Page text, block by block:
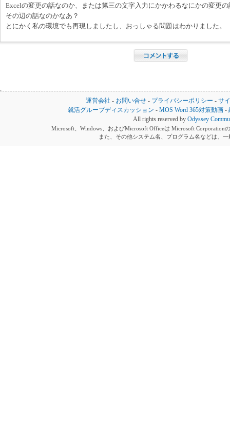
Excelの変更の話なのか、または第三の文字入力にかかわるなにかの変更
その辺の話なのかなあ？
とにかく私の環境でも再現しましたし、おっしゃる問題はわかりました。
運営会社 - お問い合せ - プライバシーポリシー - サ
就活グループディスカッション -MOS Word 365対策動画 -
All rights reserved by Odyssey
Microsoft、Windows、およびMicrosoft Officeは Microsoft Corporation
また、その他システム名、プログラム名などは、